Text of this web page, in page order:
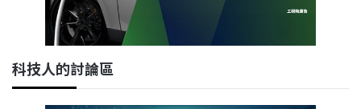
科技人的討論區